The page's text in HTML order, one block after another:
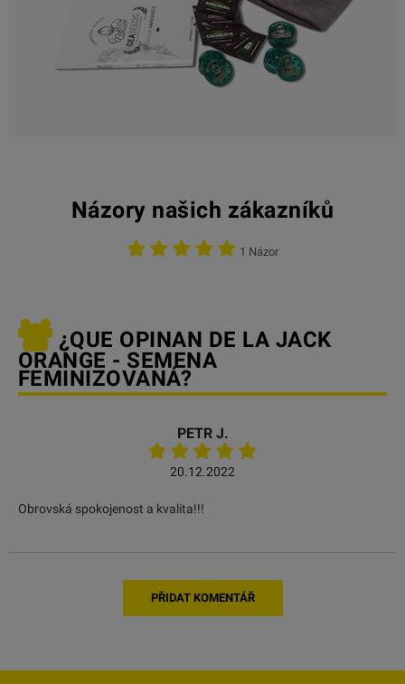
Názory našich zákazníků
1 Názor
¿QUE OPINAN DE LA JACK
ORANGE - SEMENA
FEMINIZOVANÁ?
PETR J.
20.12.2022
Obrovská spokojenost a kvalita!!!
PŘIDAT KOMENTÁŘ